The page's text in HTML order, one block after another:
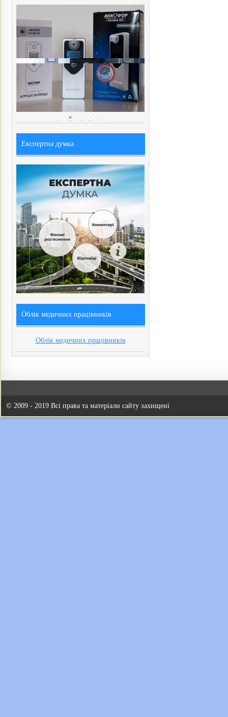
Експертна думка
Облік медичних працівників
Облік медичних працівників
© 2009 - 2019 Всі права та матеріали сайту захищені